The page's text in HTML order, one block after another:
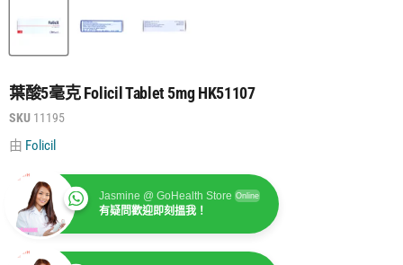
葉酸5毫克 Folicil Tablet 5mg HK51107
SKU 11195
由 Folicil
Jasmine @ GoHealth Store Online
有疑問歡迎即刻搵我！